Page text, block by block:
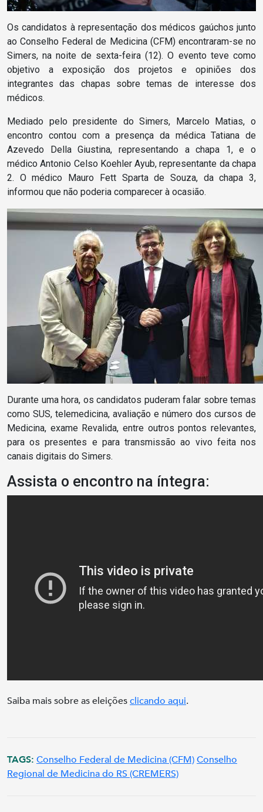
Os candidatos à representação dos médicos gaúchos junto
ao Conselho Federal de Medicina (CFM) encontraram-se no
Simers, na noite de sexta-feira (12). O evento teve como
objetivo a exposição dos projetos e opiniões dos
integrantes das chapas sobre temas de interesse dos
médicos.
Mediado pelo presidente do Simers, Marcelo Matias, o
encontro contou com a presença da médica Tatiana de
Azevedo Della Giustina, representando a chapa 1, e o
médico Antonio Celso Koehler Ayub, representante da chapa
2. O médico Mauro Fett Sparta de Souza, da chapa 3,
informou que não poderia comparecer à ocasião.
Durante uma hora, os candidatos puderam falar sobre temas
como SUS, telemedicina, avaliação e número dos cursos de
Medicina, exame Revalida, entre outros pontos relevantes,
para os presentes e para transmissão ao vivo feita nos
canais digitais do Simers.
Assista o encontro na íntegra:
Saiba mais sobre as eleiçõesclicando aqui.
TAGS: Conselho Federal de Medicina (CFM)Conselho
Regional de Medicina do RS (CREMERS)